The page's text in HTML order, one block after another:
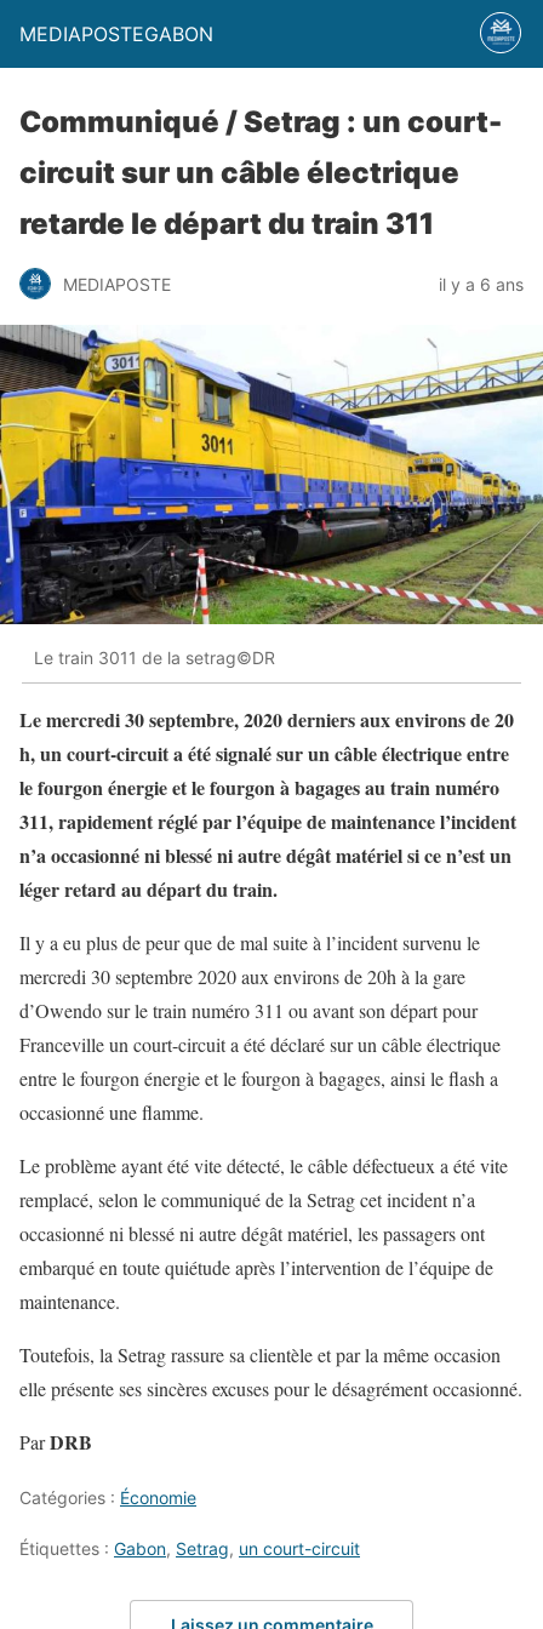
MEDIAPOSTEGABON
Communiqué / Setrag : un court-
circuit sur un câble électrique
retarde le départ du train 311
MEDIAPOSTE il y a 6 ans
Le train 3011 de la setrag©DR
Le mercredi 30 septembre, 2020 derniers aux environs de 20
h, un court-circuit a été signalé sur un câble électrique entre
le fourgon énergie et le fourgon à bagages au train numéro
311, rapidement réglé par l’équipe de maintenance l’incident
n’a occasionné ni blessé ni autre dégât matériel si ce n’est un
léger retard au départ du train.
Il y a eu plus de peur que de mal suite à l’incident survenu le
mercredi 30 septembre 2020 aux environs de 20h à la gare
d’Owendo sur le train numéro 311 ou avant son départ pour
Franceville un court-circuit a été déclaré sur un câble électrique
entre le fourgon énergie et le fourgon à bagages, ainsi le flash a
occasionné une flamme.
Le problème ayant été vite détecté, le câble défectueux a été vite
remplacé, selon le communiqué de la Setrag cet incident n’a
occasionné ni blessé ni autre dégât matériel, les passagers ont
embarqué en toute quiétude après l’intervention de l’équipe de
maintenance.
Toutefois, la Setrag rassure sa clientèle et par la même occasion
elle présente ses sincères excuses pour le désagrément occasionné.
ParDRB
Catégories : Économie
Étiquettes : Gabon, Setrag, un court-circuit
Laissez un commentaire